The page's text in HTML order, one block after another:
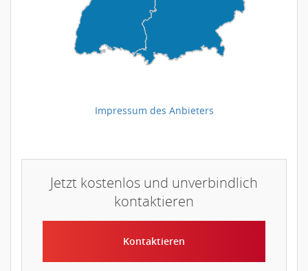
Impressum des Anbieters
Jetzt kostenlos und unverbindlich
kontaktieren
Kontaktieren